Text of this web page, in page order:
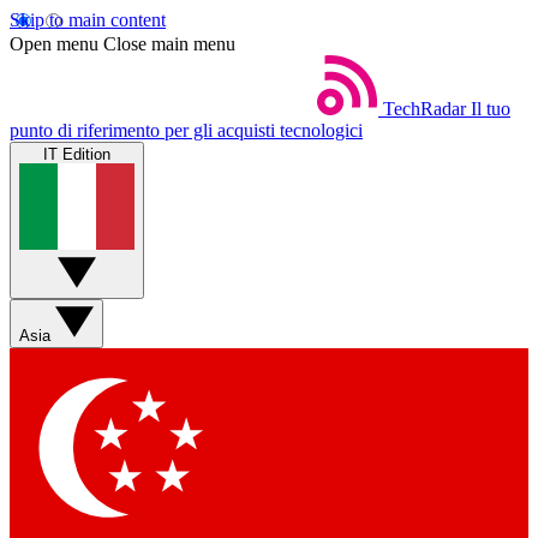
Skip to main content
Open menu Close main menu
TechRadar Il tuo
punto di riferimento per gli acquisti tecnologici
IT Edition
Asia